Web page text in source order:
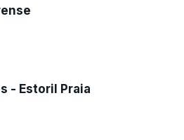
- Estoril Praia